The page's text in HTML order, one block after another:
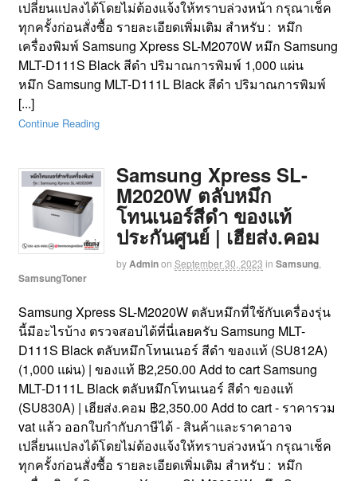
เปลี่ยนแปลงได้โดยไม่ต้องแจ้งให้ทราบล่วงหน้า กรุณาเช็ค
ทุกครั้งก่อนสั่งซื้อ รายละเอียดเพิ่มเติม สำหรับ : หมึก
เครื่องพิมพ์ Samsung Xpress SL-M2070W หมึก Samsung
MLT-D111S Black สีดำ ปริมาณการพิมพ์ 1,000 แผ่น
หมึก Samsung MLT-D111L Black สีดำ ปริมาณการพิมพ์
[...]
Continue Reading
Samsung Xpress SL-
M2020W ตลับหมึก
โทนเนอร์สีดำ ของแท้
ประกันศูนย์ | เฮียส่ง.คอม
byAdminon September 30, 2023 in Samsung,
SamsungToner
Samsung Xpress SL-M2020W ตลับหมึกที่ใช้กับเครื่องรุ่น
นี้มีอะไรบ้าง ตรวจสอบได้ที่นี่เลยครับ Samsung MLT-
D111S Black ตลับหมึกโทนเนอร์ สีดำ ของแท้ (SU812A)
(1,000 แผ่น) | ของแท้ ฿2,250.00 Add to cart Samsung
MLT-D111L Black ตลับหมึกโทนเนอร์ สีดำ ของแท้
(SU830A) | เฮียส่ง.คอม ฿2,350.00 Add to cart - ราคารวม
vat แล้ว ออกใบกำกับภาษีได้ - สินค้าและราคาอาจ
เปลี่ยนแปลงได้โดยไม่ต้องแจ้งให้ทราบล่วงหน้า กรุณาเช็ค
ทุกครั้งก่อนสั่งซื้อ รายละเอียดเพิ่มเติม สำหรับ : หมึก